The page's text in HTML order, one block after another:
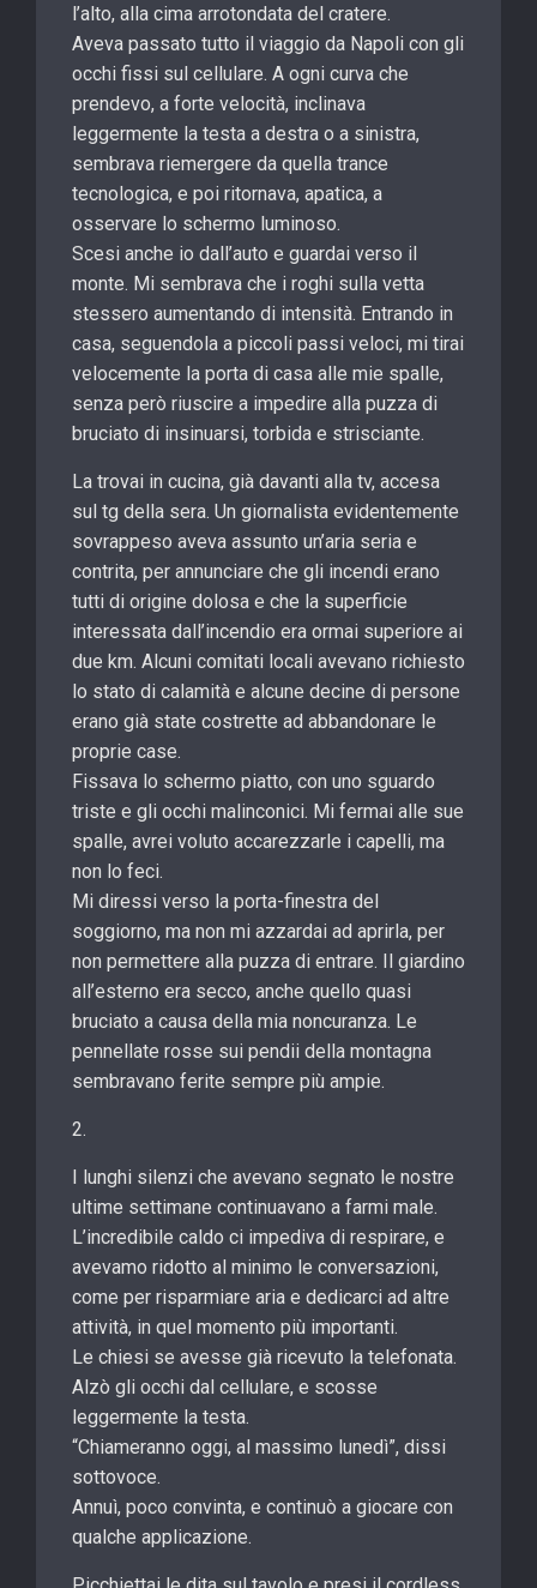
l’alto, alla cima arrotondata del cratere.
Aveva passato tutto il viaggio da Napoli con gli
occhi fissi sul cellulare. A ogni curva che
prendevo, a forte velocità, inclinava
leggermente la testa a destra o a sinistra,
sembrava riemergere da quella trance
tecnologica, e poi ritornava, apatica, a
osservare lo schermo luminoso.
Scesi anche io dall’auto e guardai verso il
monte. Mi sembrava che i roghi sulla vetta
stessero aumentando di intensità. Entrando in
casa, seguendola a piccoli passi veloci, mi tirai
velocemente la porta di casa alle mie spalle,
senza però riuscire a impedire alla puzza di
bruciato di insinuarsi, torbida e strisciante.
La trovai in cucina, già davanti alla tv, accesa
sul tg della sera. Un giornalista evidentemente
sovrappeso aveva assunto un’aria seria e
contrita, per annunciare che gli incendi erano
tutti di origine dolosa e che la superficie
interessata dall’incendio era ormai superiore ai
due km. Alcuni comitati locali avevano richiesto
lo stato di calamità e alcune decine di persone
erano già state costrette ad abbandonare le
proprie case.
Fissava lo schermo piatto, con uno sguardo
triste e gli occhi malinconici. Mi fermai alle sue
spalle, avrei voluto accarezzarle i capelli, ma
non lo feci.
Mi diressi verso la porta-finestra del
soggiorno, ma non mi azzardai ad aprirla, per
non permettere alla puzza di entrare. Il giardino
all’esterno era secco, anche quello quasi
bruciato a causa della mia noncuranza. Le
pennellate rosse sui pendii della montagna
sembravano ferite sempre più ampie.
2.
I lunghi silenzi che avevano segnato le nostre
ultime settimane continuavano a farmi male.
L’incredibile caldo ci impediva di respirare, e
avevamo ridotto al minimo le conversazioni,
come per risparmiare aria e dedicarci ad altre
attività, in quel momento più importanti.
Le chiesi se avesse già ricevuto la telefonata.
Alzò gli occhi dal cellulare, e scosse
leggermente la testa.
“Chiameranno oggi, al massimo lunedì”, dissi
sottovoce.
Annuì, poco convinta, e continuò a giocare con
qualche applicazione.